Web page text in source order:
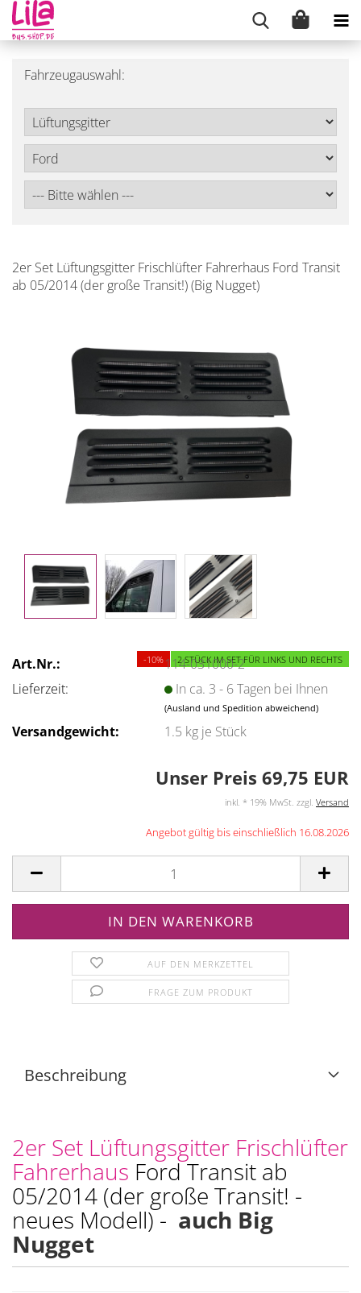
Fahrzeugauswahl:
2er Set Lüftungsgitter Frischlüfter Fahrerhaus Ford Transit
ab 05/2014 (der große Transit!) (Big Nugget)
-10% 2 STÜCK IM SET FÜR LINKS UND RECHTS
Art.Nr.:
114-031000-2
Lieferzeit:
In ca. 3 - 6 Tagen bei Ihnen
(Ausland und Spedition abweichend)
Versandgewicht: 1.5 kg je Stück
Unser Preis 69,75 EUR
inkl. * 19% MwSt. zzgl. Versand
Angebot gültig bis einschließlich 16.08.2026
AUF DEN MERKZETTEL
FRAGE ZUM PRODUKT
Beschreibung
2er Set Lüftungsgitter Frischlüfter
Fahrerhaus Ford Transit ab
05/2014 (der große Transit! -
neues Modell) - auch Big
Nugget